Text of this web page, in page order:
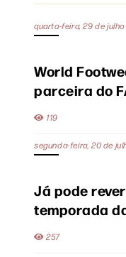
quarta-feira, 29 de
World
parceira do
119
segunda-feira, 20 de
Já pode
temporada
257